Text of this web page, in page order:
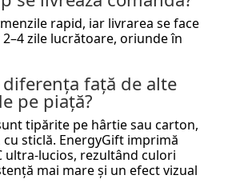
rapid, iar livrarea se face
zile lucrătoare, oriunde în
diferența față de alte
pe piață?
tipărite pe hârtie sau carton,
sticlă. EnergyGift imprimă
ultra-lucios, rezultând culori
mai mare și un efect vizual